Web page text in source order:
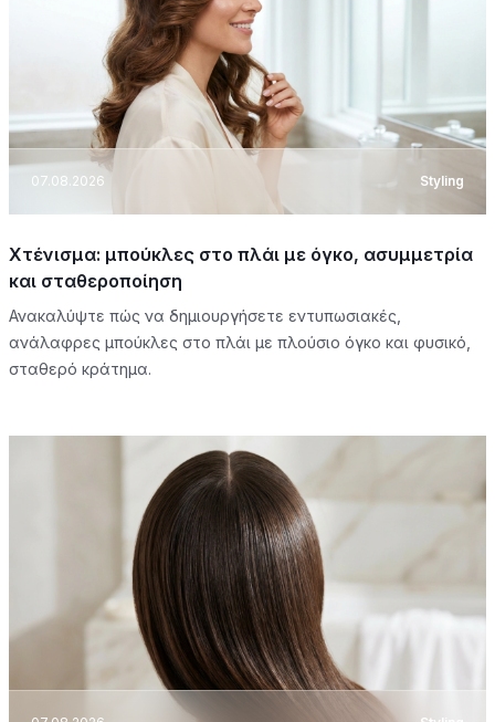
07.08.2026 Styling
Χτένισμα: μπούκλες στο πλάι με όγκο, ασυμμετρία
και σταθεροποίηση
Ανακαλύψτε πώς να δημιουργήσετε εντυπωσιακές,
ανάλαφρες μπούκλες στο πλάι με πλούσιο όγκο και φυσικό,
σταθερό κράτημα.